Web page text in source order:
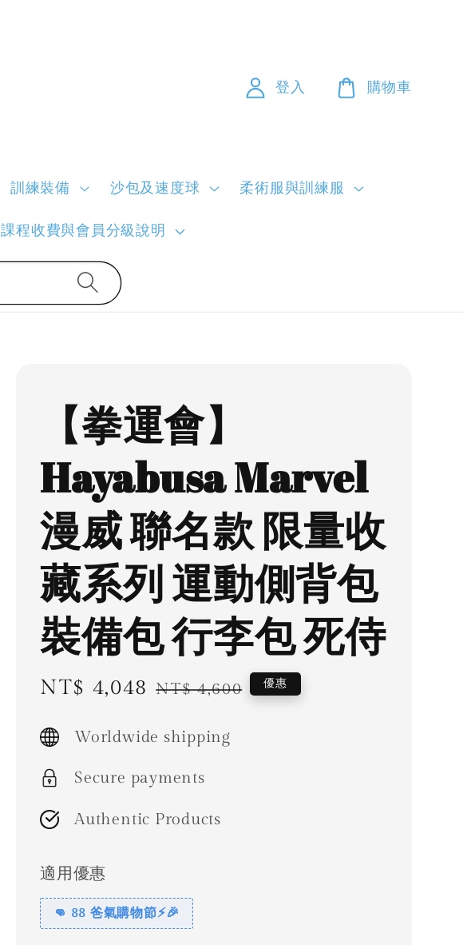
訓練裝備 沙包及速度球 柔術服與訓練服
課程收費與會員分級說明
登入 購物車
【拳運會】
Hayabusa Marvel
漫威 聯名款 限量收
藏系列 運動側背包
裝備包 行李包 死侍
Sale
NT$ 4,048 Regular
NT$ 4,600 優惠
Worldwide shipping
Secure payments
Authentic Products
適用優惠
👊 88 爸氣購物節⚡🎉